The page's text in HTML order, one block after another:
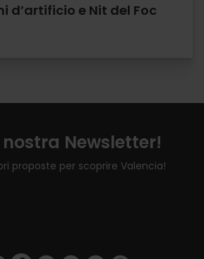
d’artificio e Nit del Foc
Newsletter!
proposte per scoprire Valencia!